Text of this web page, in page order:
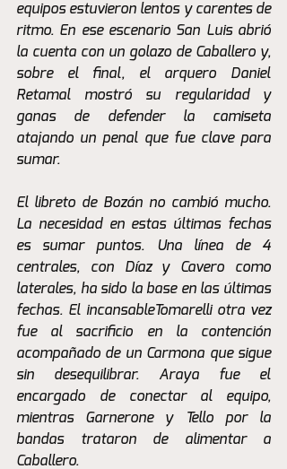
equipos estuvieron lentos y carentes de
ritmo. En ese escenario San Luis abrió
la cuenta con un golazo de Caballero y,
sobre el final, el arquero Daniel
Retamal mostró su regularidad y
ganas de defender la camiseta
atajando un penal que fue clave para
sumar.
El libreto de Bozán no cambió mucho.
La necesidad en estas últimas fechas
es sumar puntos. Una línea de 4
centrales, con Díaz y Cavero como
laterales, ha sido la base en las últimas
fechas. El incansableTomarelli otra vez
fue al sacrificio en la contención
acompañado de un Carmona que sigue
sin desequilibrar. Araya fue el
encargado de conectar al equipo,
mientras Garnerone y Tello por la
bandas trataron de alimentar a
Caballero.